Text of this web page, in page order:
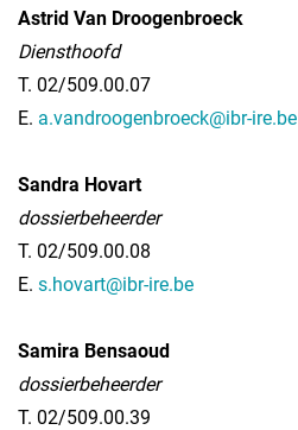
Astrid Van Droogenbroeck
Diensthoofd
T. 02/509.00.07
E. a.vandroogenbroeck@ibr-ire.be
Sandra Hovart
dossierbeheerder
T. 02/509.00.08
E. s.hovart@ibr-ire.be
Samira Bensaoud
dossierbeheerder
T. 02/509.00.39